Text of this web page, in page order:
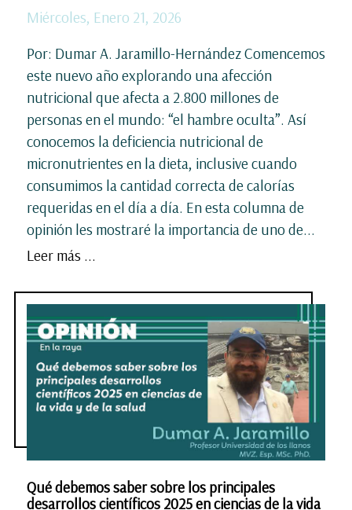
Miércoles, Enero 21, 2026
Por: Dumar A. Jaramillo-Hernández Comencemos
este nuevo año explorando una afección
nutricional que afecta a 2.800 millones de
personas en el mundo: “el hambre oculta”. Así
conocemos la deficiencia nutricional de
micronutrientes en la dieta, inclusive cuando
consumimos la cantidad correcta de calorías
requeridas en el día a día. En esta columna de
opinión les mostraré la importancia de uno de...
Leer más ...
Qué debemos saber sobre los principales
desarrollos científicos 2025 en ciencias de la vida